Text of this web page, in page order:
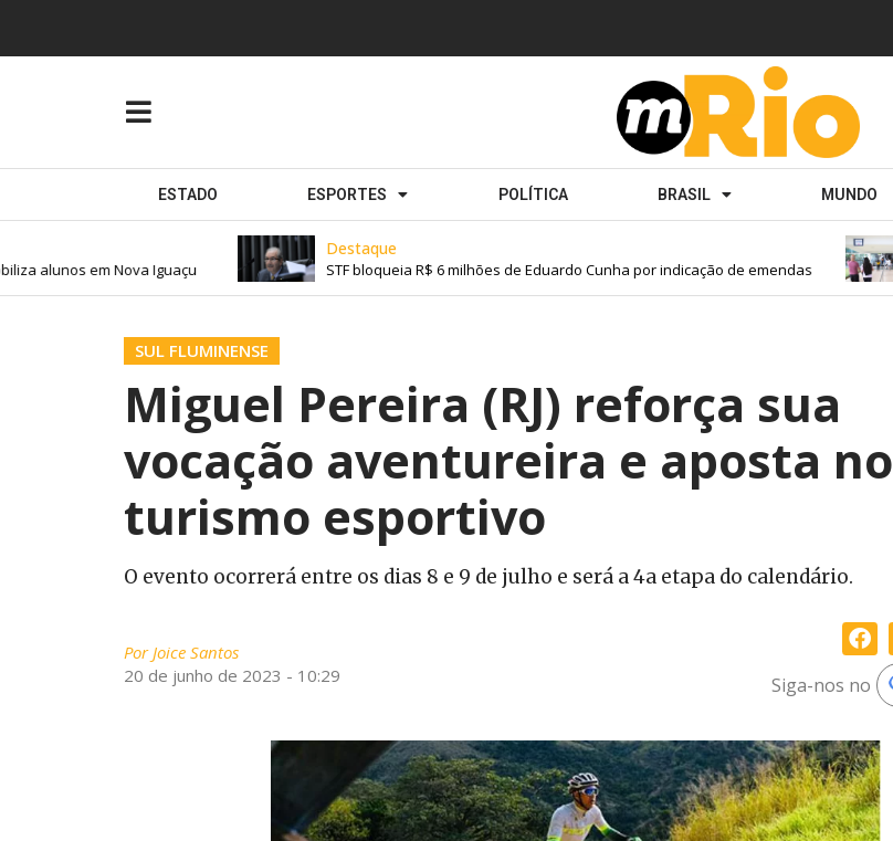
ESTADO ESPORTES POLÍTICA BRASIL MUNDO
Destaque
STF bloqueia R$ 6 milhões de Eduardo Cunha por indicação de emendas
alunos em Nova Iguaçu
SUL FLUMINENSE
Miguel Pereira (RJ) reforça sua
vocação aventureira e aposta no
turismo esportivo
O evento ocorrerá entre os dias 8 e 9 de julho e será a 4a etapa do calendário.
PorJoice Santos
20 de junho de 2023 - 10:29
Siga-nos no